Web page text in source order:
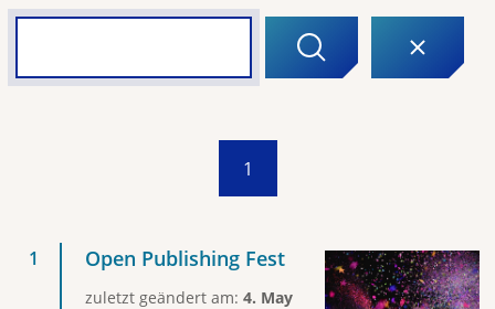
1
Open Publishing Fest
zuletzt geändert am: 4. May